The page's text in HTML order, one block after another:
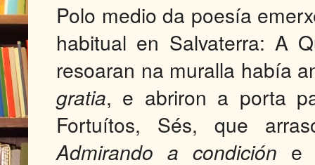
Polo medio da poesía
habitual en Salvaterra: A
resoaran na muralla había
gratia, e abriron a porta
Fortuítos, Sés, que
Admirando a condición